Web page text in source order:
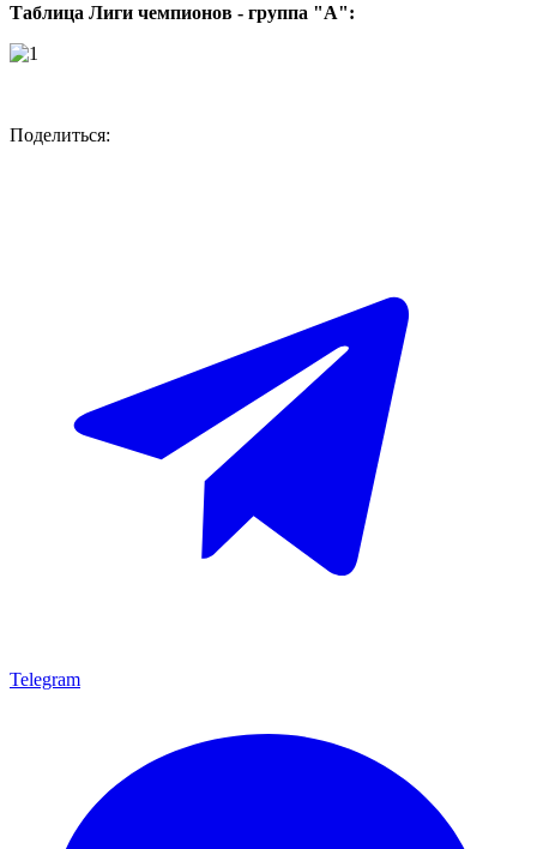
Таблица Лиги чемпионов - группа "А":
Поделиться:
Telegram